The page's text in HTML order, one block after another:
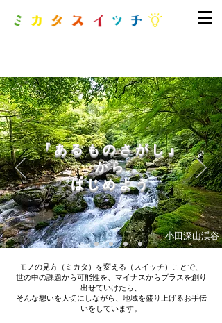
『あるものさがし』
から
はじめよう
小田深山渓谷
モノの見方（ミカタ）を変える（スイッチ）ことで、
世の中の課題から可能性を、マイナスからプラスを創り
出せていけたら、
そんな想いを大切にしながら、地域を盛り上げるお手伝
いをしています。